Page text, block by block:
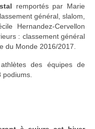
remportés par Marie
général, slalom,
Hernandez-Cervellon
: classement général
du Monde 2016/2017.
des équipes de